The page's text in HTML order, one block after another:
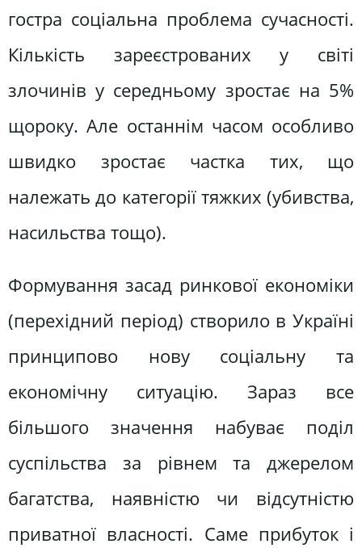
гостра соціальна проблема сучасності.
Кількість зареєстрованих у світі
злочинів у середньому зростає на 5%
щороку. Але останнім часом особливо
швидко зростає частка тих, що
належать до категорії тяжких (убивства,
насильства тощо).
Формування засад ринкової економіки
(перехідний період) створило в Україні
принципово нову соціальну та
економічну ситуацію. Зараз все
більшого значення набуває поділ
суспільства за рівнем та джерелом
багатства, наявністю чи відсутністю
приватної власності. Саме прибуток і